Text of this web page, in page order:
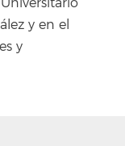
y en el
y